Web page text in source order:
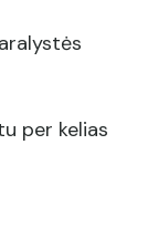
per kelias